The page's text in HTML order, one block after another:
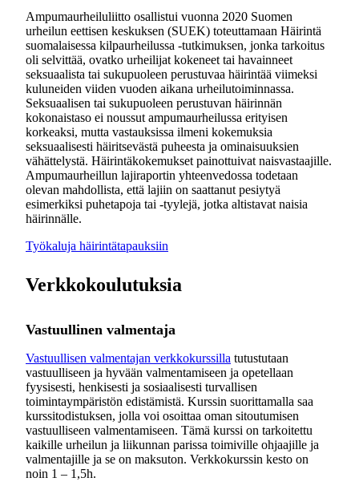
Ampumaurheiluliitto osallistui vuonna 2020 Suomen
urheilun eettisen keskuksen (SUEK) toteuttamaan Häirintä
suomalaisessa kilpaurheilussa -tutkimuksen, jonka tarkoitus
oli selvittää, ovatko urheilijat kokeneet tai havainneet
seksuaalista tai sukupuoleen perustuvaa häirintää viimeksi
kuluneiden viiden vuoden aikana urheilutoiminnassa.
Seksuaalisen tai sukupuoleen perustuvan häirinnän
kokonaistaso ei noussut ampumaurheilussa erityisen
korkeaksi, mutta vastauksissa ilmeni kokemuksia
seksuaalisesti häiritsevästä puheesta ja ominaisuuksien
vähättelystä. Häirintäkokemukset painottuivat naisvastaajille.
Ampumaurheillun lajiraportin yhteenvedossa todetaan
olevan mahdollista, että lajiin on saattanut pesiytyä
esimerkiksi puhetapoja tai -tyylejä, jotka altistavat naisia
häirinnälle.
Työkaluja häirintätapauksiin
Verkkokoulutuksia
Vastuullinen valmentaja
Vastuullisen valmentajan verkkokurssilla tutustutaan
vastuulliseen ja hyvään valmentamiseen ja opetellaan
fyysisesti, henkisesti ja sosiaalisesti turvallisen
toimintaympäristön edistämistä. Kurssin suorittamalla saa
kurssitodistuksen, jolla voi osoittaa oman sitoutumisen
vastuulliseen valmentamiseen. Tämä kurssi on tarkoitettu
kaikille urheilun ja liikunnan parissa toimiville ohjaajille ja
valmentajille ja se on maksuton. Verkkokurssin kesto on
noin 1 – 1,5h.